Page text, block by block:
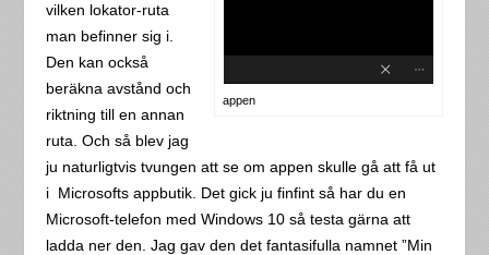
appen
vilken lokator-ruta
man befinner sig i.
Den kan också
beräkna avstånd och
riktning till en annan
ruta. Och så blev jag
ju naturligtvis tvungen att se om appen skulle gå att få ut
i Microsofts appbutik. Det gick ju finfint så har du en
Microsoft-telefon med Windows 10 så testa gärna att
ladda ner den. Jag gav den det fantasifulla namnet ”Min